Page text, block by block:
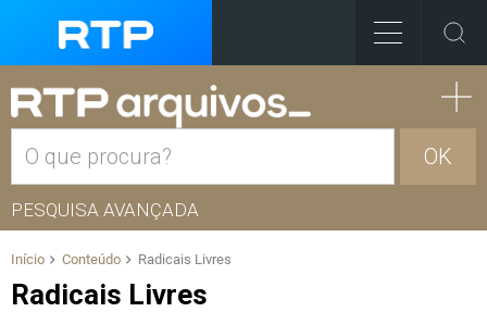
OK
PESQUISA AVANÇADA
Início Conteúdo Radicais Livres
Radicais Livres